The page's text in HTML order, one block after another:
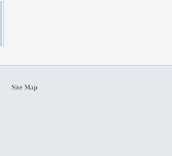
Site Map